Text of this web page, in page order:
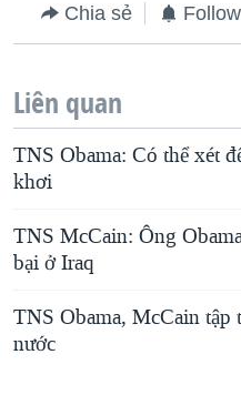
Chia sẻ
Liên quan
TNS Obama: Có thể xét
khơi
TNS McCain: Ông
bại ở Iraq
TNS Obama, McCain
nước